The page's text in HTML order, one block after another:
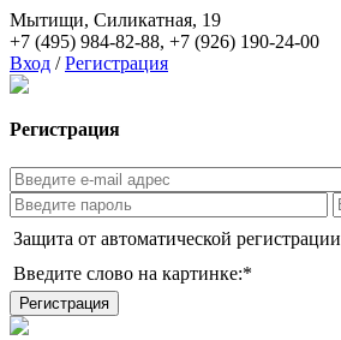
Мытищи, Силикатная, 19
+7 (495) 984-82-88, +7 (926) 190-24-00
Вход / Регистрация
Регистрация
Защита от автоматической регистрации
Введите слово на картинке:*